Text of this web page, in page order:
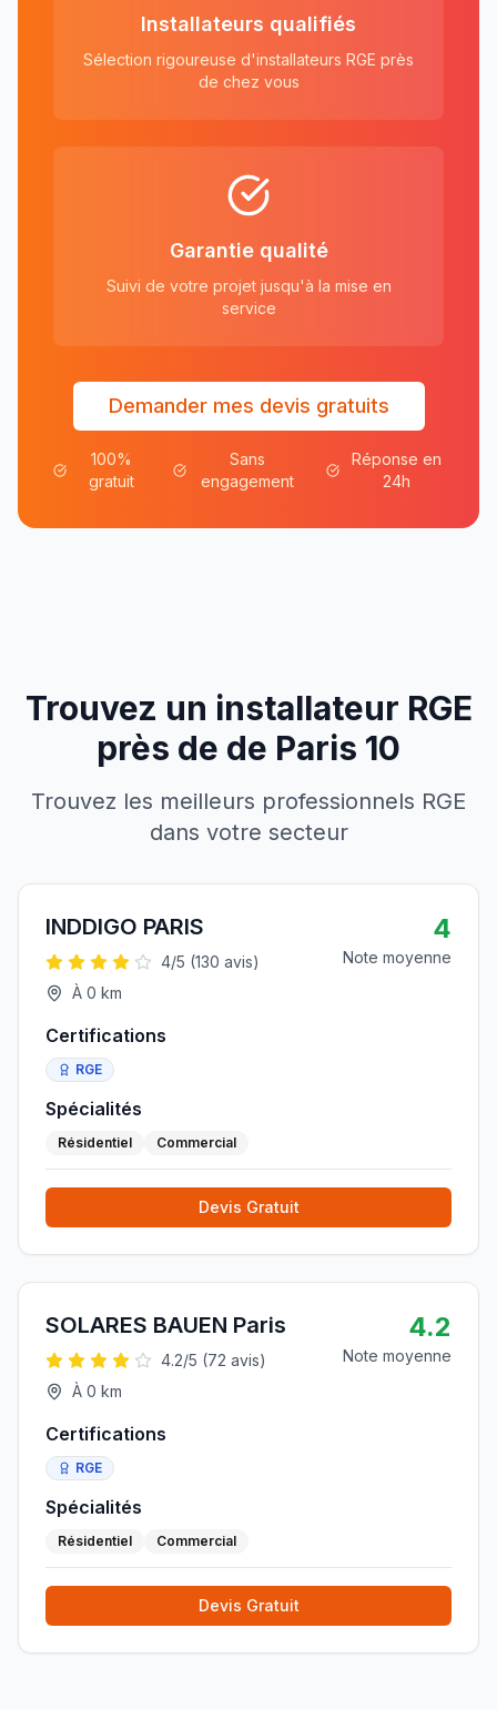
Installateurs qualifiés
Sélection rigoureuse d'installateurs RGE près
de chez vous
Garantie qualité
Suivi de votre projet jusqu'à la mise en
service
Demander mes devis gratuits
100%
gratuit
Sans
engagement
Réponse en
24h
Trouvez un installateur RGE
près de de Paris 10
Trouvez les meilleurs professionnels RGE
dans votre secteur
INDDIGO PARIS
4/5 (130 avis)
À 0 km
4
Note moyenne
Certifications
RGE
Spécialités
Résidentiel Commercial
Devis Gratuit
SOLARES BAUEN Paris
4.2/5 (72 avis)
À 0 km
4.2
Note moyenne
Certifications
RGE
Spécialités
Résidentiel Commercial
Devis Gratuit